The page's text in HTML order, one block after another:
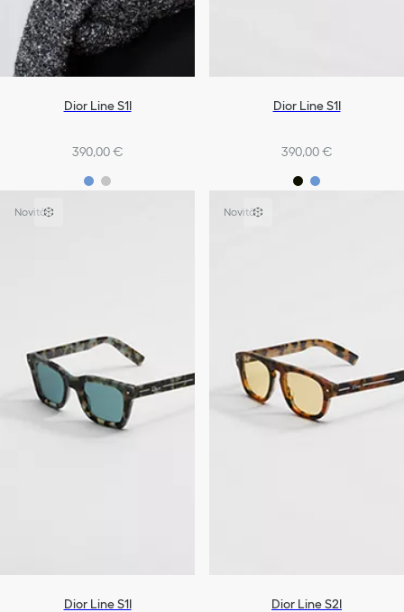
Dior Line S1I
390,00 €
Dior Line S1I
390,00 €
Novità
Dior Line S1I
Novità
Dior Line S2I